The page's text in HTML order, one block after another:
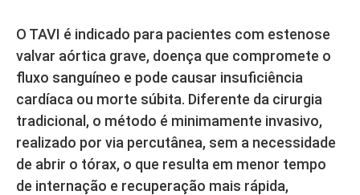
O TAVI é indicado para pacientes com estenose
valvar aórtica grave, doença que compromete o
fluxo sanguíneo e pode causar insuficiência
cardíaca ou morte súbita. Diferente da cirurgia
tradicional, o método é minimamente invasivo,
realizado por via percutânea, sem a necessidade
de abrir o tórax, o que resulta em menor tempo
de internação e recuperação mais rápida,